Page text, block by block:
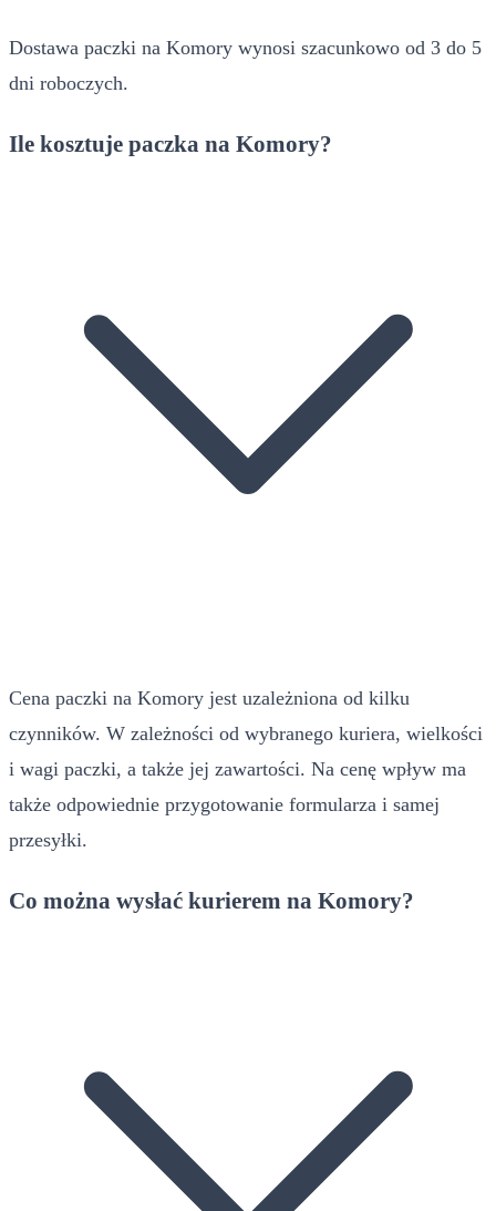
Dostawa paczki na Komory wynosi szacunkowo od 3 do 5
dni roboczych.
Ile kosztuje paczka na Komory?
Cena paczki na Komory jest uzależniona od kilku
czynników. W zależności od wybranego kuriera, wielkości
i wagi paczki, a także jej zawartości. Na cenę wpływ ma
także odpowiednie przygotowanie formularza i samej
przesyłki.
Co można wysłać kurierem na Komory?